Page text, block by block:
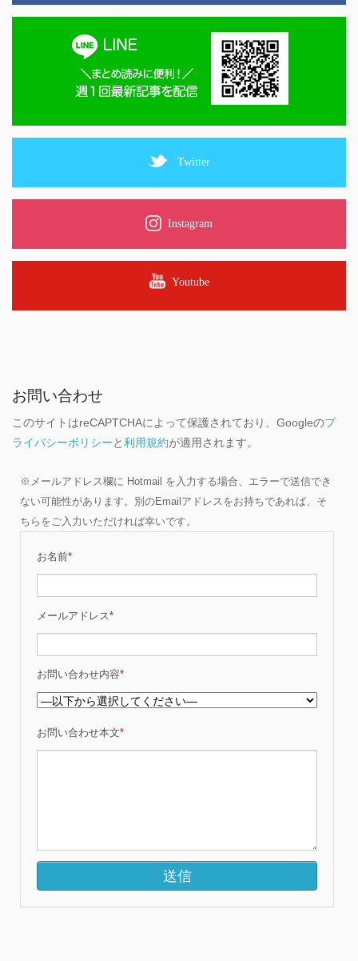
Twitter
Instagram
Youtube
お問い合わせ
このサイトはreCAPTCHAによって保護されており、Googleのプ
ライバシーポリシーと利用規約が適用されます。
※メールアドレス欄に Hotmail を入力する場合、エラーで送信でき
ない可能性があります。別のEmailアドレスをお持ちであれば、そ
ちらをご入力いただければ幸いです。
お名前*
メールアドレス*
お問い合わせ内容*
お問い合わせ本文*